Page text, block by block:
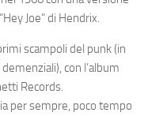
Joe” di Hendrix.
scampoli del punk (in
con l’album
Records.
per sempre, poco tempo